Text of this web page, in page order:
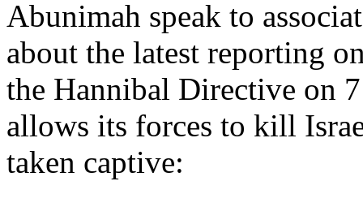
Abunimah speak to
about the latest reporting
the Hannibal Directive on
allows its forces to kill
taken captive: